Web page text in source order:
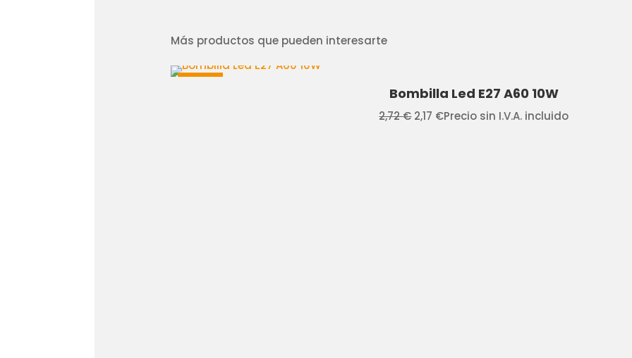
Más productos que pueden interesarte
Bombilla Led E27 A60 10W
2,72€ El
2,17 €El
Precio sin I.V.A. incluido